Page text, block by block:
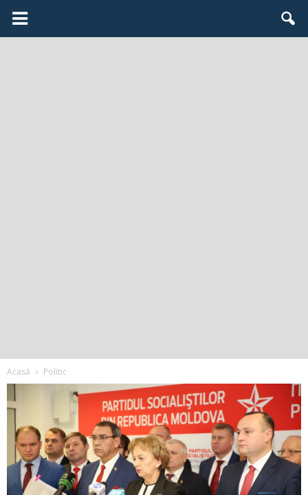
Acasă Politic